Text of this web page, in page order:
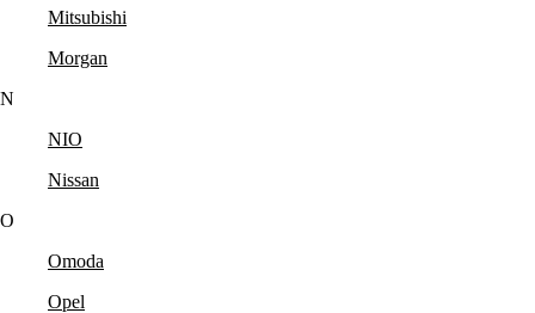
Mitsubishi
Morgan
N
NIO
Nissan
O
Omoda
Opel